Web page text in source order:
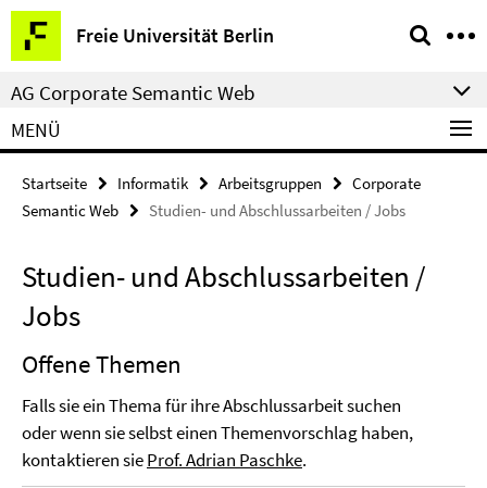
Springe
direkt
zu
Inhalt
Freie Universität Berlin
Service-
Navigation
AG Corporate Semantic Web
MENÜ
Startseite Informatik Arbeitsgruppen
Corporate
Semantic Web
Studien- und Abschlussarbeiten / Jobs
Studien- und Abschlussarbeiten /
Jobs
Offene Themen
Falls sie ein Thema für ihre Abschlussarbeit suchen
oder wenn sie selbst einen Themenvorschlag haben,
kontaktieren sieProf. Adrian Paschke.